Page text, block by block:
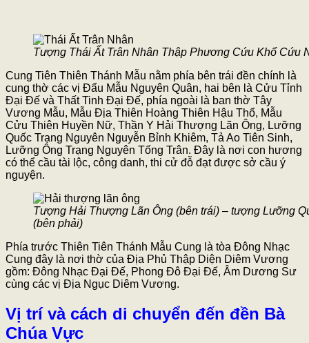
Tượng Thái Ất Trân Nhân Thập Phương Cứu Khổ Cứu
Cung Tiên Thiên Thánh Mẫu nằm phía bên trái đền chính là
cung thờ các vị Đẩu Mẫu Nguyên Quân, hai bên là Cửu Tỉnh
Đại Đế và Thất Tinh Đại Đế, phía ngoài là ban thờ Tây
Vương Mẫu, Mẫu Địa Thiên Hoàng Thiên Hậu Thổ, Mẫu
Cửu Thiên Huyền Nữ, Thần Y Hải Thượng Lãn Ông, Lưỡng
Quốc Trạng Nguyên Nguyễn Bỉnh Khiêm, Tả Ao Tiên Sinh,
Lưỡng Ông Trạng Nguyên Tống Trân. Đây là nơi con hương
có thể cầu tài lộc, công danh, thi cử đỗ đạt được sở cầu ý
nguyện.
Tượng Hải Thượng Lãn Ông (bên trái) – tượng Lưỡng
(bên phải)
Phía trước Thiên Tiên Thánh Mẫu Cung là tòa Đông Nhạc
Cung đây là nơi thờ của Địa Phủ Thập Diện Diêm Vương
gồm: Đông Nhạc Đại Đế, Phong Đô Đại Đế, Âm Dương Sư
cùng các vị Địa Ngục Diêm Vương.
Vị trí và cách di chuyển đến đền Bà
Chúa Vực